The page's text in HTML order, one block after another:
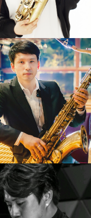
임정윤
강의보기